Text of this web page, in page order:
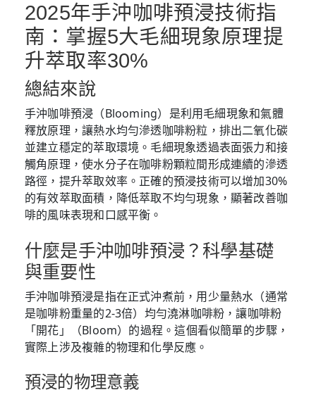
2025年手沖咖啡預浸技術指
南：掌握5大毛細現象原理提
升萃取率30%
總結來說
手沖咖啡預浸（Blooming）是利用毛細現象和氣體
釋放原理，讓熱水均勻滲透咖啡粉粒，排出二氧化碳
並建立穩定的萃取環境。毛細現象透過表面張力和接
觸角原理，使水分子在咖啡粉顆粒間形成連續的滲透
路徑，提升萃取效率。正確的預浸技術可以增加30%
的有效萃取面積，降低萃取不均勻現象，顯著改善咖
啡的風味表現和口感平衡。
什麼是手沖咖啡預浸？科學基礎
與重要性
手沖咖啡預浸是指在正式沖煮前，用少量熱水（通常
是咖啡粉重量的2-3倍）均勻澆淋咖啡粉，讓咖啡粉
「開花」（Bloom）的過程。這個看似簡單的步驟，
實際上涉及複雜的物理和化學反應。
預浸的物理意義